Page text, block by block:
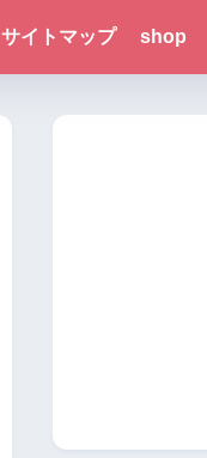
サイトマップ shop